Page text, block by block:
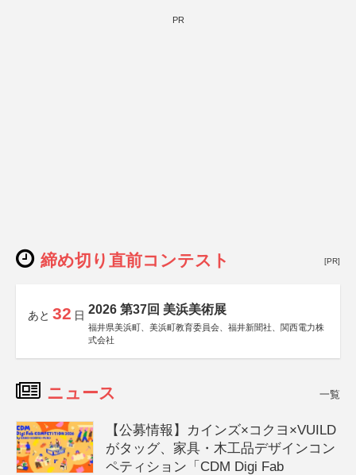
PR
締め切り直前コンテスト [PR]
あと 32 日 2026 第37回 美浜美術展
福井県美浜町、美浜町教育委員会、福井新聞社、関西電力株
式会社
ニュース 一覧
【公募情報】カインズ×コクヨ×VUILD
がタッグ、家具・木工品デザインコン
ペティション「CDM Digi Fab